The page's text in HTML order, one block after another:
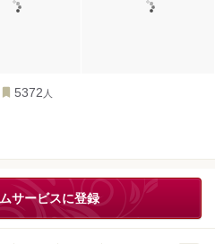
5372 人
サービスに登録